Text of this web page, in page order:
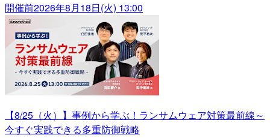
開催前2026年8月18日(火) 13:00
【8/25（火）】事例から学ぶ！ランサムウェア対策最前線～
今すぐ実践できる多重防御戦略